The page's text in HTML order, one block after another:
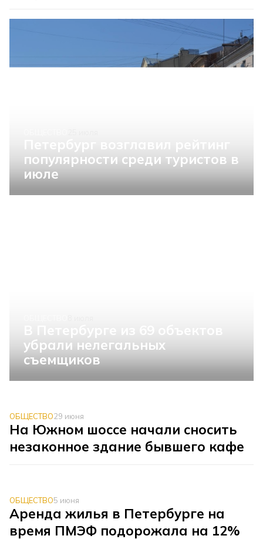
популярности среди туристов в
июле
убрали нелегальных
съемщиков
ОБЩЕСТВО29 июня
На Южном шоссе начали сносить
незаконное здание бывшего кафе
ОБЩЕСТВО5 июня
Аренда жилья в Петербурге на
время ПМЭФ подорожала на 12%